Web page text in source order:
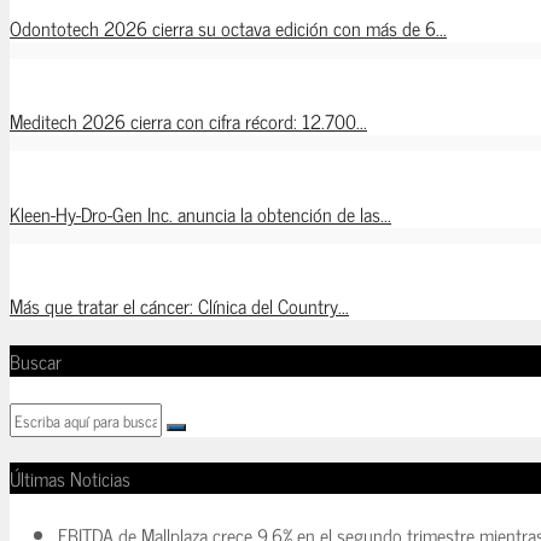
Odontotech 2026 cierra su octava edición con más de 6...
Meditech 2026 cierra con cifra récord: 12.700...
Kleen-Hy-Dro-Gen Inc. anuncia la obtención de las...
Más que tratar el cáncer: Clínica del Country...
Buscar
Últimas Noticias